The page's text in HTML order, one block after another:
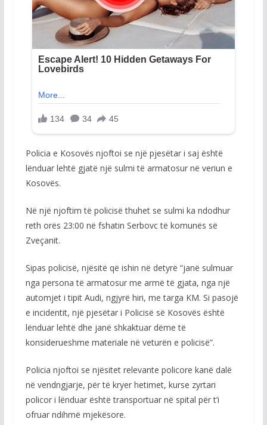
Policia e Kosovës njoftoi se një pjesëtar i saj është
lënduar lehtë gjatë një sulmi të armatosur në veriun e
Kosovës.
Në një njoftim të policisë thuhet se sulmi ka ndodhur
reth orës 23:00 në fshatin Serbovc të komunës së
Zveçanit.
Sipas policisë, njësitë që ishin në detyrë “janë sulmuar
nga persona të armatosur me armë të gjata, nga një
automjet i tipit Audi, ngjyrë hiri, me targa KM. Si pasojë
e incidentit, një pjesëtar i Policisë së Kosovës është
lënduar lehtë dhe janë shkaktuar dëme të
konsiderueshme materiale në veturën e policisë”.
Policia njoftoi se njësitet relevante policore kanë dalë
në vendngjarje, për të kryer hetimet, kurse zyrtari
policor i lënduar është transportuar në spital për t’i
ofruar ndihmë mjekësore.